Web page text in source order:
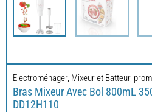
Electroménager, Mixeur et Batteur,
Bras Mixeur Avec Bol 800mL
DD12H110